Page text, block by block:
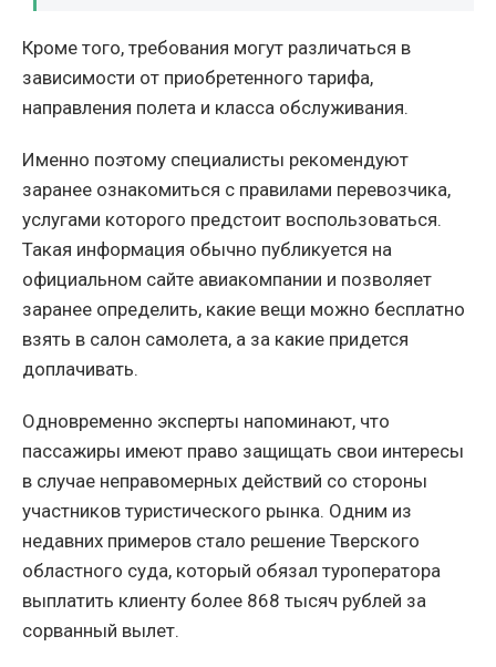
Кроме того, требования могут различаться в
зависимости от приобретенного тарифа,
направления полета и класса обслуживания.
Именно поэтому специалисты рекомендуют
заранее ознакомиться с правилами перевозчика,
услугами которого предстоит воспользоваться.
Такая информация обычно публикуется на
официальном сайте авиакомпании и позволяет
заранее определить, какие вещи можно бесплатно
взять в салон самолета, а за какие придется
доплачивать.
Одновременно эксперты напоминают, что
пассажиры имеют право защищать свои интересы
в случае неправомерных действий со стороны
участников туристического рынка. Одним из
недавних примеров стало решение Тверского
областного суда, который обязал туроператора
выплатить клиенту более 868 тысяч рублей за
сорванный вылет.